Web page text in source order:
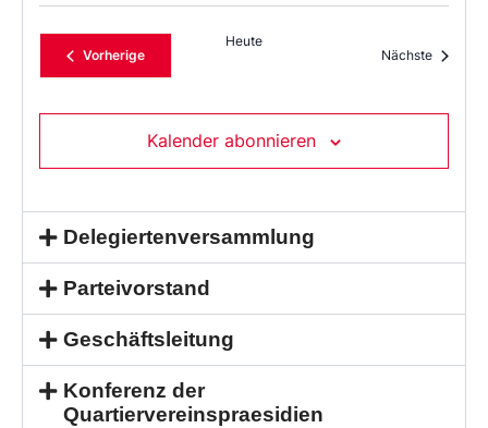
VorherigeVeranstaltungen
Heute
Nächste
Kalender abonnieren
Delegiertenversammlung
Parteivorstand
Geschäftsleitung
Konferenz der
Quartiervereinspraesidien